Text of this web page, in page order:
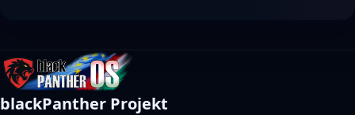
blackPanther Projekt